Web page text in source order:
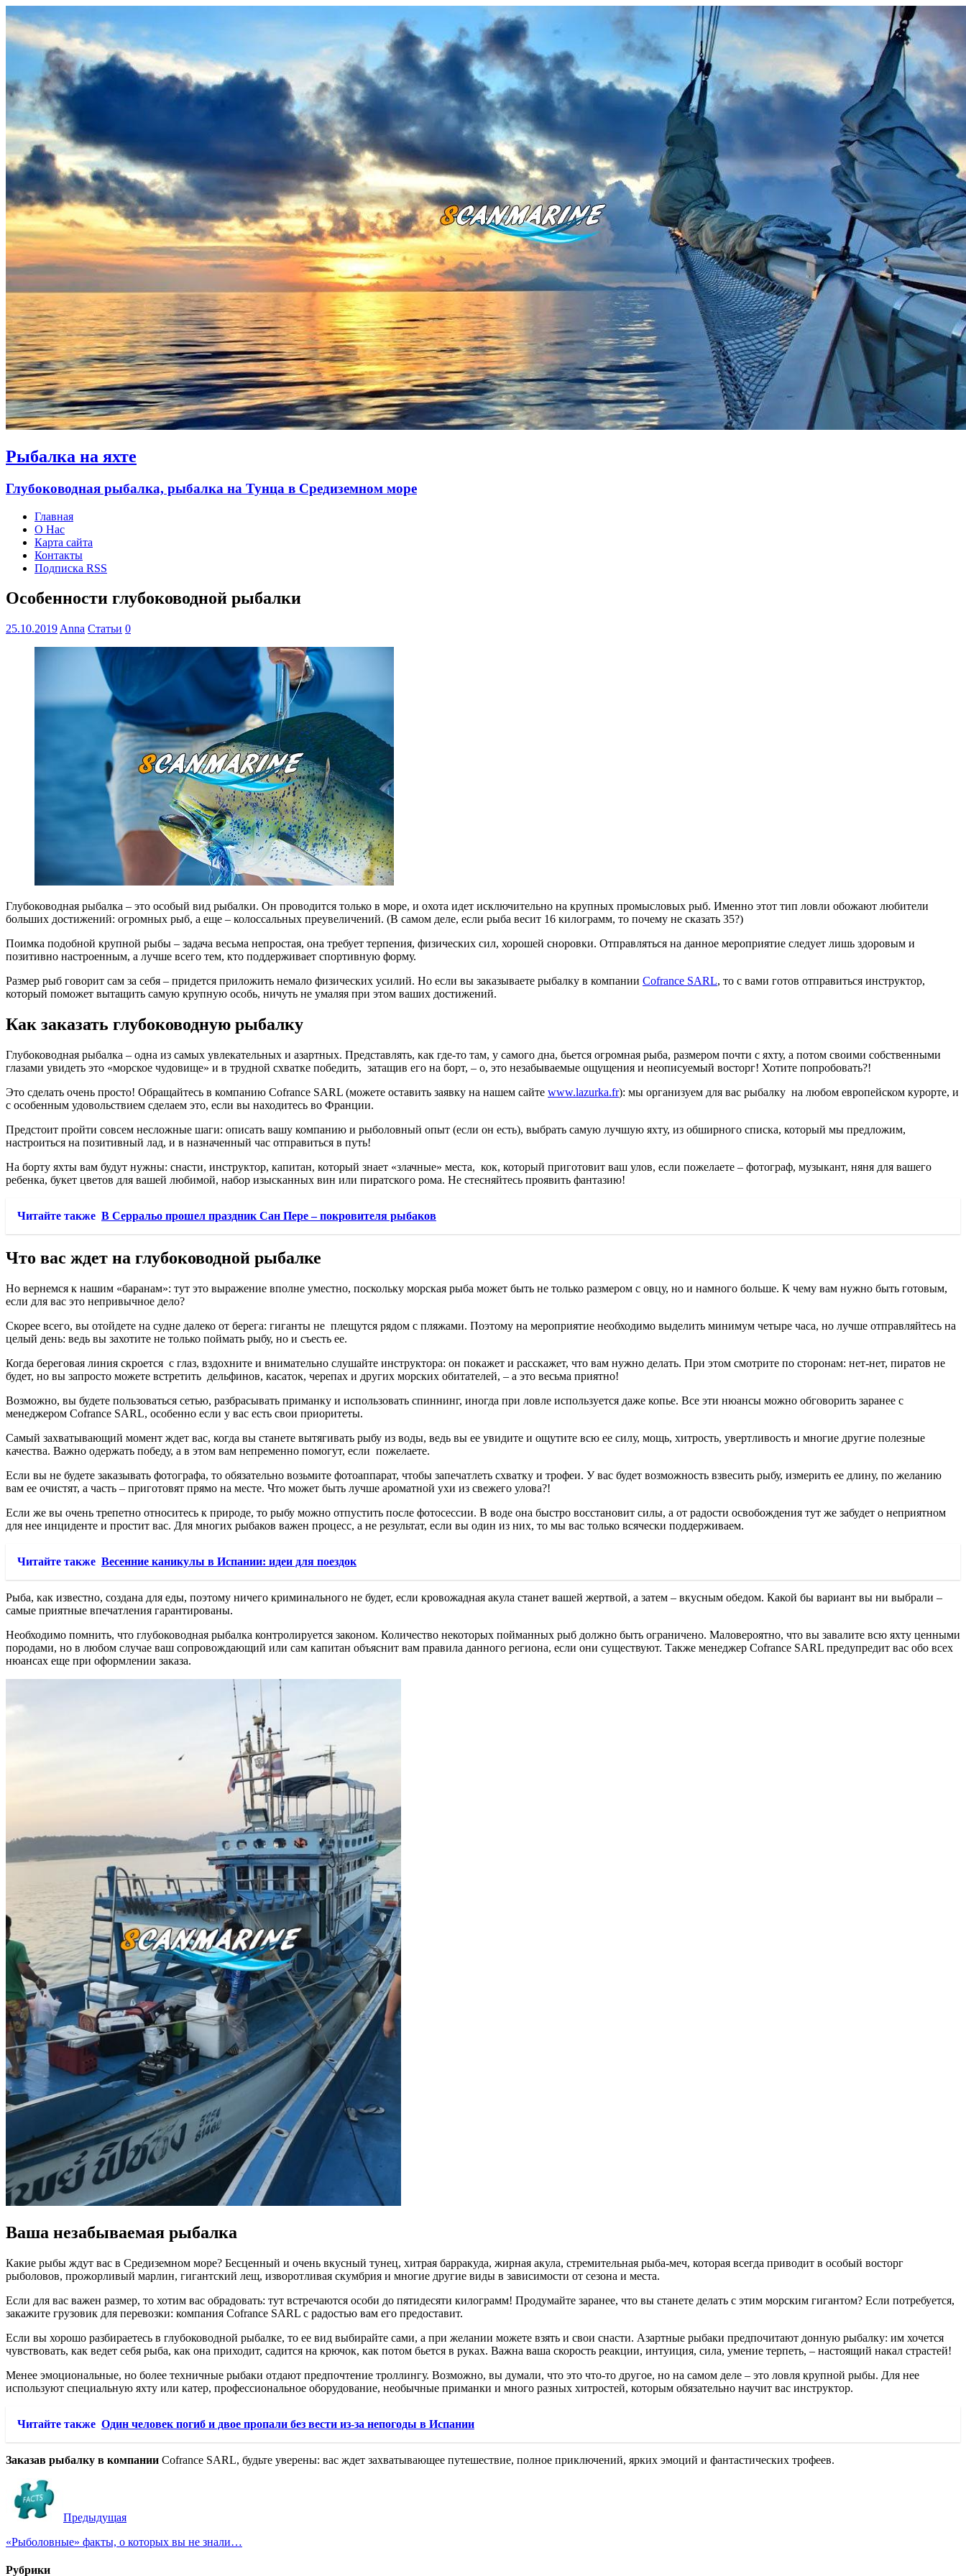
Рыбалка на яхте
Глубоководная рыбалка, рыбалка на Тунца в Средиземном море
Главная
О Нас
Карта сайта
Контакты
Подписка RSS
Особенности глубоководной рыбалки
25.10.2019 Anna Статьи 0
Глубоководная рыбалка – это особый вид рыбалки. Он проводится только в море, и охота идет исключительно на крупных промысловых рыб. Именно этот тип ловли обожают любители
больших достижений: огромных рыб, а еще – колоссальных преувеличений. (В самом деле, если рыба весит 16 килограмм, то почему не сказать 35?)
Поимка подобной крупной рыбы – задача весьма непростая, она требует терпения, физических сил, хорошей сноровки. Отправляться на данное мероприятие следует лишь здоровым и
позитивно настроенным, а лучше всего тем, кто поддерживает спортивную форму.
Размер рыб говорит сам за себя – придется приложить немало физических усилий. Но если вы заказываете рыбалку в компании Cofrance SARL, то с вами готов отправиться инструктор,
который поможет вытащить самую крупную особь, ничуть не умаляя при этом ваших достижений.
Как заказать глубоководную рыбалку
Глубоководная рыбалка – одна из самых увлекательных и азартных. Представлять, как где-то там, у самого дна, бьется огромная рыба, размером почти с яхту, а потом своими собственными
глазами увидеть это «морское чудовище» и в трудной схватке победить, затащив его на борт, – о, это незабываемые ощущения и неописуемый восторг! Хотите попробовать?!
Это сделать очень просто! Обращайтесь в компанию Cofrance SARL (можете оставить заявку на нашем сайте www.lazurka.fr): мы организуем для вас рыбалку на любом европейском курорте, и
с особенным удовольствием сделаем это, если вы находитесь во Франции.
Предстоит пройти совсем несложные шаги: описать вашу компанию и рыболовный опыт (если он есть), выбрать самую лучшую яхту, из обширного списка, который мы предложим,
настроиться на позитивный лад, и в назначенный час отправиться в путь!
На борту яхты вам будут нужны: снасти, инструктор, капитан, который знает «злачные» места, кок, который приготовит ваш улов, если пожелаете – фотограф, музыкант, няня для вашего
ребенка, букет цветов для вашей любимой, набор изысканных вин или пиратского рома. Не стесняйтесь проявить фантазию!
Читайте также В Серральо прошел праздник Сан Пере – покровителя рыбаков
Что вас ждет на глубоководной рыбалке
Но вернемся к нашим «баранам»: тут это выражение вполне уместно, поскольку морская рыба может быть не только размером с овцу, но и намного больше. К чему вам нужно быть готовым,
если для вас это непривычное дело?
Скорее всего, вы отойдете на судне далеко от берега: гиганты не плещутся рядом с пляжами. Поэтому на мероприятие необходимо выделить минимум четыре часа, но лучше отправляйтесь на
целый день: ведь вы захотите не только поймать рыбу, но и съесть ее.
Когда береговая линия скроется с глаз, вздохните и внимательно слушайте инструктора: он покажет и расскажет, что вам нужно делать. При этом смотрите по сторонам: нет-нет, пиратов не
будет, но вы запросто можете встретить дельфинов, касаток, черепах и других морских обитателей, – а это весьма приятно!
Возможно, вы будете пользоваться сетью, разбрасывать приманку и использовать спиннинг, иногда при ловле используется даже копье. Все эти нюансы можно обговорить заранее с
менеджером Cofrance SARL, особенно если у вас есть свои приоритеты.
Самый захватывающий момент ждет вас, когда вы станете вытягивать рыбу из воды, ведь вы ее увидите и ощутите всю ее силу, мощь, хитрость, увертливость и многие другие полезные
качества. Важно одержать победу, а в этом вам непременно помогут, если пожелаете.
Если вы не будете заказывать фотографа, то обязательно возьмите фотоаппарат, чтобы запечатлеть схватку и трофеи. У вас будет возможность взвесить рыбу, измерить ее длину, по желанию
вам ее очистят, а часть – приготовят прямо на месте. Что может быть лучше ароматной ухи из свежего улова?!
Если же вы очень трепетно относитесь к природе, то рыбу можно отпустить после фотосессии. В воде она быстро восстановит силы, а от радости освобождения тут же забудет о неприятном
для нее инциденте и простит вас. Для многих рыбаков важен процесс, а не результат, если вы один из них, то мы вас только всячески поддерживаем.
Читайте также Весенние каникулы в Испании: идеи для поездок
Рыба, как известно, создана для еды, поэтому ничего криминального не будет, если кровожадная акула станет вашей жертвой, а затем – вкусным обедом. Какой бы вариант вы ни выбрали –
самые приятные впечатления гарантированы.
Необходимо помнить, что глубоководная рыбалка контролируется законом. Количество некоторых пойманных рыб должно быть ограничено. Маловероятно, что вы завалите всю яхту ценными
породами, но в любом случае ваш сопровождающий или сам капитан объяснит вам правила данного региона, если они существуют. Также менеджер Cofrance SARL предупредит вас обо всех
нюансах еще при оформлении заказа.
Ваша незабываемая рыбалка
Какие рыбы ждут вас в Средиземном море? Бесценный и очень вкусный тунец, хитрая барракуда, жирная акула, стремительная рыба-меч, которая всегда приводит в особый восторг
рыболовов, прожорливый марлин, гигантский лещ, изворотливая скумбрия и многие другие виды в зависимости от сезона и места.
Если для вас важен размер, то хотим вас обрадовать: тут встречаются особи до пятидесяти килограмм! Продумайте заранее, что вы станете делать с этим морским гигантом? Если потребуется,
закажите грузовик для перевозки: компания Cofrance SARL с радостью вам его предоставит.
Если вы хорошо разбираетесь в глубоководной рыбалке, то ее вид выбирайте сами, а при желании можете взять и свои снасти. Азартные рыбаки предпочитают донную рыбалку: им хочется
чувствовать, как ведет себя рыба, как она приходит, садится на крючок, как потом бьется в руках. Важна ваша скорость реакции, интуиция, сила, умение терпеть, – настоящий накал страстей!
Менее эмоциональные, но более техничные рыбаки отдают предпочтение троллингу. Возможно, вы думали, что это что-то другое, но на самом деле – это ловля крупной рыбы. Для нее
используют специальную яхту или катер, профессиональное оборудование, необычные приманки и много разных хитростей, которым обязательно научит вас инструктор.
Читайте также Один человек погиб и двое пропали без вести из-за непогоды в Испании
Заказав рыбалку в компании Cofrance SARL, будьте уверены: вас ждет захватывающее путешествие, полное приключений, ярких эмоций и фантастических трофеев.
Предыдущая
«Рыболовные» факты, о которых вы не знали…
Рубрики